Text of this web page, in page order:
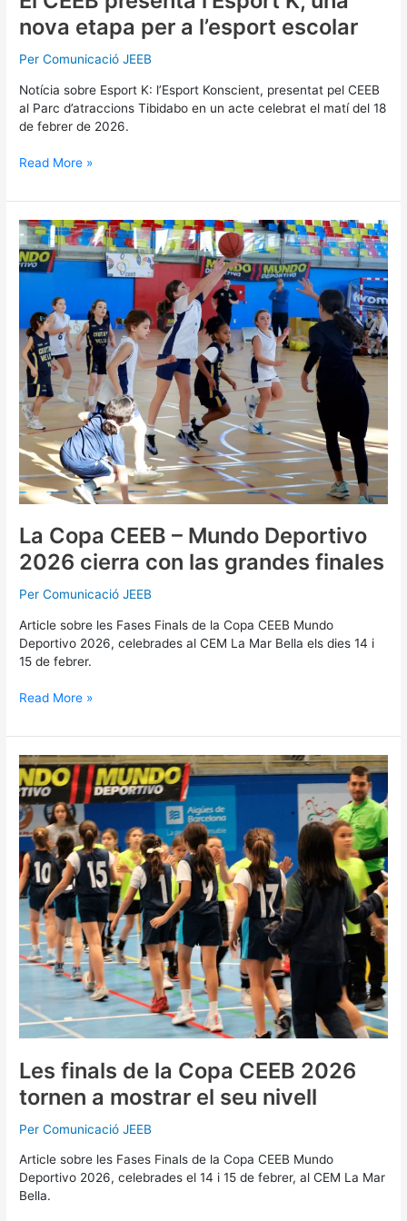
nova etapa per a l’esport escolar
Per Comunicació JEEB
Notícia sobre Esport K: l’Esport Konscient, presentat pel CEEB
al Parc d’atraccions Tibidabo en un acte celebrat el matí del 18
de febrer de 2026.
Read More »
La Copa CEEB – Mundo Deportivo
2026 cierra con las grandes finales
Per Comunicació JEEB
Article sobre les Fases Finals de la Copa CEEB Mundo
Deportivo 2026, celebrades al CEM La Mar Bella els dies 14 i
15 de febrer.
La
Copa
CEEB
Mundo
Deportivo
2026
cierra
con
las
grandes
finales
Read More »
Les finals de la Copa CEEB 2026
tornen a mostrar el seu nivell
Per Comunicació JEEB
Article sobre les Fases Finals de la Copa CEEB Mundo
Deportivo 2026, celebrades el 14 i 15 de febrer, al CEM La Mar
Bella.
Les
finals
de
la
Copa
CEEB
2026
tornen
a
mostrar
el
seu